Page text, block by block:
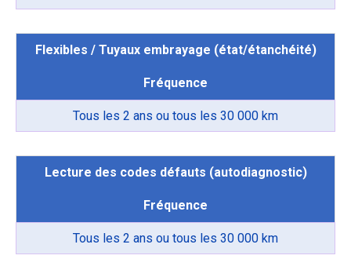
Flexibles / Tuyaux embrayage (état/étanchéité)
Fréquence
Tous les 2 ans ou tous les 30 000 km
Lecture des codes défauts (autodiagnostic)
Fréquence
Tous les 2 ans ou tous les 30 000 km